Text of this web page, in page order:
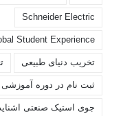
Schneider Electric
Student Experience
تخریب دنیای طبیعی
ثبت نام در دوره آموزشی
جوی استیک صنعتی